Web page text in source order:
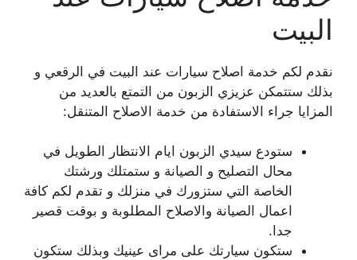
البيت
نقدم لكم خدمة اصلاح سيارات عند البيت في الرقعي و
بذلك ستتمكن عزيزي الزبون من التمتع بالعديد من
المزايا جراء الاستفادة من خدمة الاصلاح المتنقل:
ستودع سيدي الزبون ايام الانتظار الطويل في
محال التصليح و الصيانة و ستمتلك ورشتك
الخاصة التي ستزورك في منزلك و تقدم لكم كافة
اعمال الصيانة والاصلاح المطلوبة و بوقت قصير
جدا.
ستكون سيارتك على مراى عينيك وبذلك ستكون